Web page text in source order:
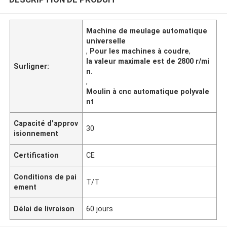
Surligner:
Machine de meulage automatique
universelle
, Pour les machines à coudre,
la valeur maximale est de 2800 r/mi
n.
,
Moulin à cnc automatique polyvale
nt
Capacité d'approv
isionnement
30
Certification CE
Conditions de pai
ement
T/T
Délai de livraison 60 jours